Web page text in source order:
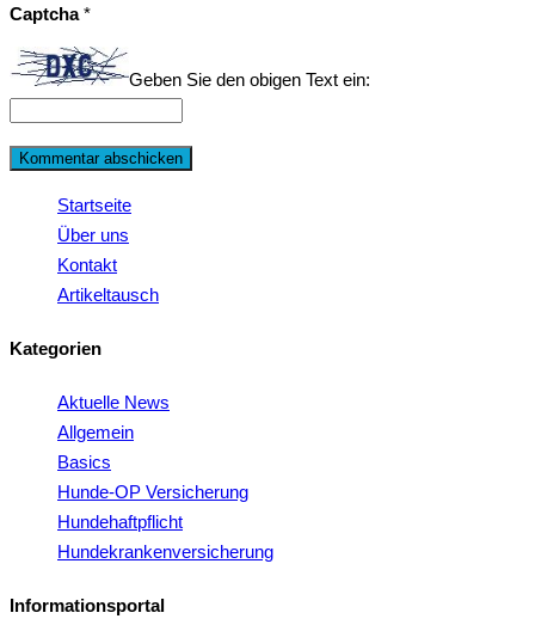
Captcha*
Geben Sie den obigen Text ein:
Startseite
Über uns
Kontakt
Artikeltausch
Kategorien
Aktuelle News
Allgemein
Basics
Hunde-OP Versicherung
Hundehaftpflicht
Hundekrankenversicherung
Informationsportal